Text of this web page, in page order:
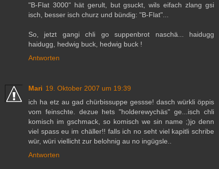
"B-Flat 3000" hät gerult, but gsuckt, wils eifach zlang gsi
isch, besser isch churz und bündig: "B-Flat"...
So, jetzt gangi chli go suppenbrot naschä... haidugg
haidugg, hedwig buck, hedwig buck !
Antworten
Mari 19. Oktober 2007 um 19:39
ich ha etz au gad chürbissuppe gessse! dasch würkli öppis
vom feinschte. dezue hets "holderewychäs" ge...isch chli
komisch im gschmack, so komisch we sin name ;)jo denn
viel spass eu im chäller!! falls ich no seht viel kapitli schribe
wür, würi viellicht zur belohnig au no ingügsle..
Antworten